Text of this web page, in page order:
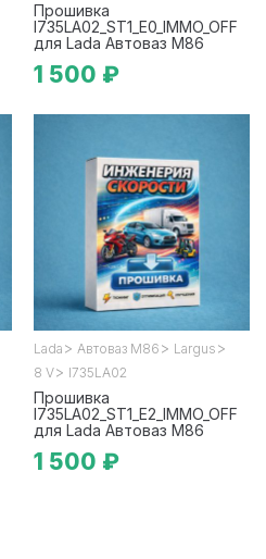
Прошивка
I735LA02_ST1_E0_IMMO_OFF
для Lada Автоваз М86
1 500 ₽
Lada > Автоваз М86 > Largus >
8 V> I735LA02
Прошивка
I735LA02_ST1_E2_IMMO_OFF
для Lada Автоваз М86
1 500 ₽